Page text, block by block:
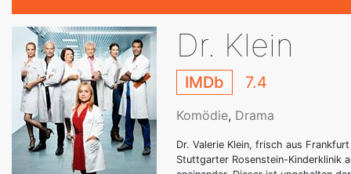
Dr. Klein
IMDb 7.4
Komödie, Drama
Dr. Valerie Klein, frisch aus
Stuttgarter Rosenstein-Kinderklinik